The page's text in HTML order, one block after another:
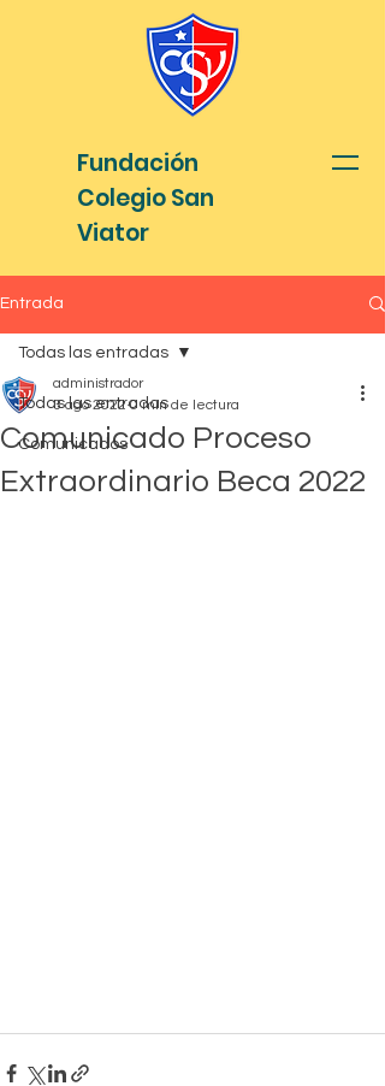
Fundación
Colegio San
Viator
Entrada
Todas las entradas
Comunicados
Todas las entradas
Comunicado Proceso
Extraordinario Beca 2022
administrador
3 ago 2022 0 min de lectura